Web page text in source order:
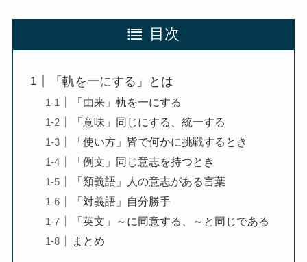
目次
「軌を一にする」とは
「由来」軌を一にする
「意味」同じにする、統一する
「使い方」皆で何かに挑戦するとき
「例文」同じ意志を持つとき
「類義語」人の意志がある言葉
「対義語」自分勝手
「英文」～に同意する、～と同じである
まとめ